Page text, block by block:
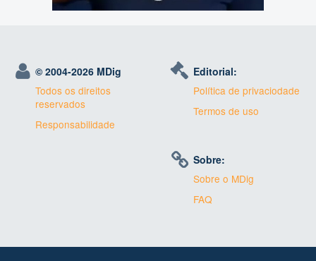
© 2004-2026 MDig
Todos os direitos
reservados
Responsabilidade
Editorial:
Política de privaciodade
Termos de uso
Sobre:
Sobre o MDig
FAQ